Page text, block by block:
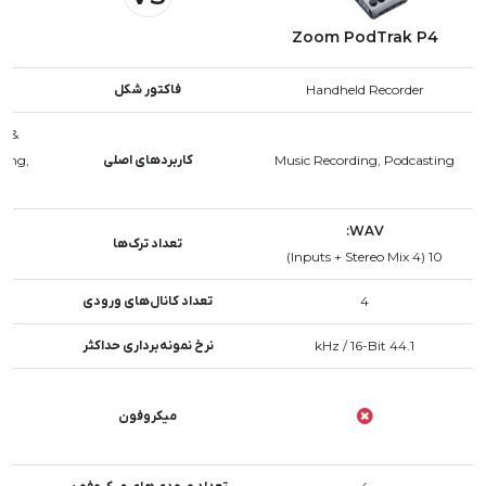
Zoom PodTrak P4
Handheld Recorder فاکتور شکل
Music Recording, Podcasting کاربردهای اصلی
&
WAV:
10 (4 Inputs + Stereo Mix)
تعداد ترک‌ها
4 تعداد کانال‌های ورودی
44.1 kHz / 16-Bit نرخ نمونه‌برداری حداکثر
میکروفون